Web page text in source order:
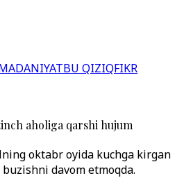
BU QIZIQFIKR
aholiga qarshi hujum
oktabr oyida kuchga kirgan
davom etmoqda.